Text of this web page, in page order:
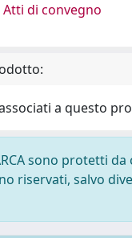
di convegno
a questo
sono protetti
riservati, salvo